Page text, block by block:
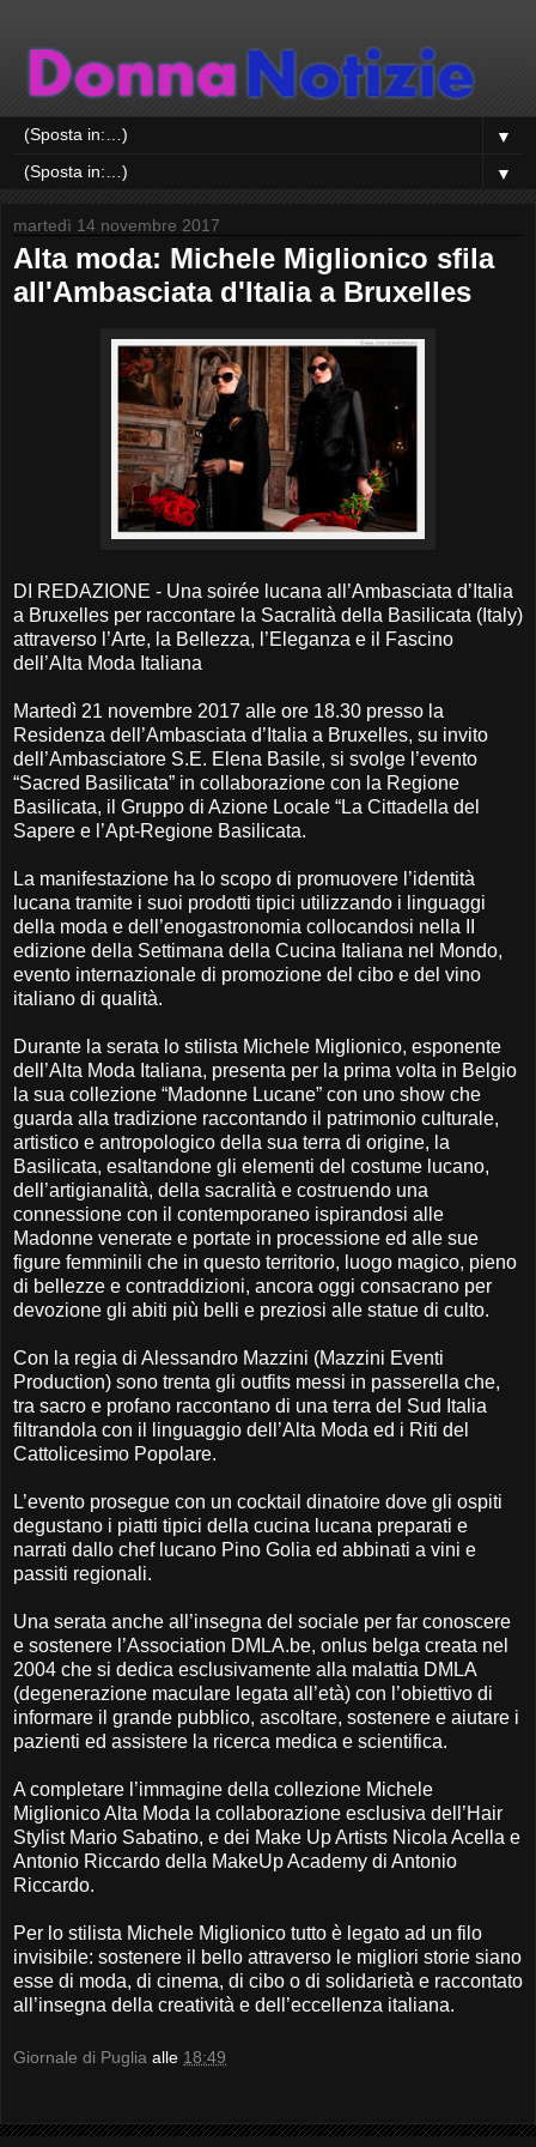
▼
▼
martedì 14 novembre 2017
Alta moda: Michele Miglionico sfila
all'Ambasciata d'Italia a Bruxelles
DI REDAZIONE - Una soirée lucana all’Ambasciata d’Italia
a Bruxelles per raccontare la Sacralità della Basilicata (Italy)
attraverso l’Arte, la Bellezza, l’Eleganza e il Fascino
dell’Alta Moda Italiana
Martedì 21 novembre 2017 alle ore 18.30 presso la
Residenza dell’Ambasciata d’Italia a Bruxelles, su invito
dell’Ambasciatore S.E. Elena Basile, si svolge l’evento
“Sacred Basilicata” in collaborazione con la Regione
Basilicata, il Gruppo di Azione Locale “La Cittadella del
Sapere e l’Apt-Regione Basilicata.
La manifestazione ha lo scopo di promuovere l’identità
lucana tramite i suoi prodotti tipici utilizzando i linguaggi
della moda e dell’enogastronomia collocandosi nella II
edizione della Settimana della Cucina Italiana nel Mondo,
evento internazionale di promozione del cibo e del vino
italiano di qualità.
Durante la serata lo stilista Michele Miglionico, esponente
dell’Alta Moda Italiana, presenta per la prima volta in Belgio
la sua collezione “Madonne Lucane” con uno show che
guarda alla tradizione raccontando il patrimonio culturale,
artistico e antropologico della sua terra di origine, la
Basilicata, esaltandone gli elementi del costume lucano,
dell’artigianalità, della sacralità e costruendo una
connessione con il contemporaneo ispirandosi alle
Madonne venerate e portate in processione ed alle sue
figure femminili che in questo territorio, luogo magico, pieno
di bellezze e contraddizioni, ancora oggi consacrano per
devozione gli abiti più belli e preziosi alle statue di culto.
Con la regia di Alessandro Mazzini (Mazzini Eventi
Production) sono trenta gli outfits messi in passerella che,
tra sacro e profano raccontano di una terra del Sud Italia
filtrandola con il linguaggio dell’Alta Moda ed i Riti del
Cattolicesimo Popolare.
L’evento prosegue con un cocktail dinatoire dove gli ospiti
degustano i piatti tipici della cucina lucana preparati e
narrati dallo chef lucano Pino Golia ed abbinati a vini e
passiti regionali.
Una serata anche all’insegna del sociale per far conoscere
e sostenere l’Association DMLA.be, onlus belga creata nel
2004 che si dedica esclusivamente alla malattia DMLA
(degenerazione maculare legata all’età) con l’obiettivo di
informare il grande pubblico, ascoltare, sostenere e aiutare i
pazienti ed assistere la ricerca medica e scientifica.
A completare l’immagine della collezione Michele
Miglionico Alta Moda la collaborazione esclusiva dell’Hair
Stylist Mario Sabatino, e dei Make Up Artists Nicola Acella e
Antonio Riccardo della MakeUp Academy di Antonio
Riccardo.
Per lo stilista Michele Miglionico tutto è legato ad un filo
invisibile: sostenere il bello attraverso le migliori storie siano
esse di moda, di cinema, di cibo o di solidarietà e raccontato
all’insegna della creatività e dell’eccellenza italiana.
Giornale di Puglia alle 18:49